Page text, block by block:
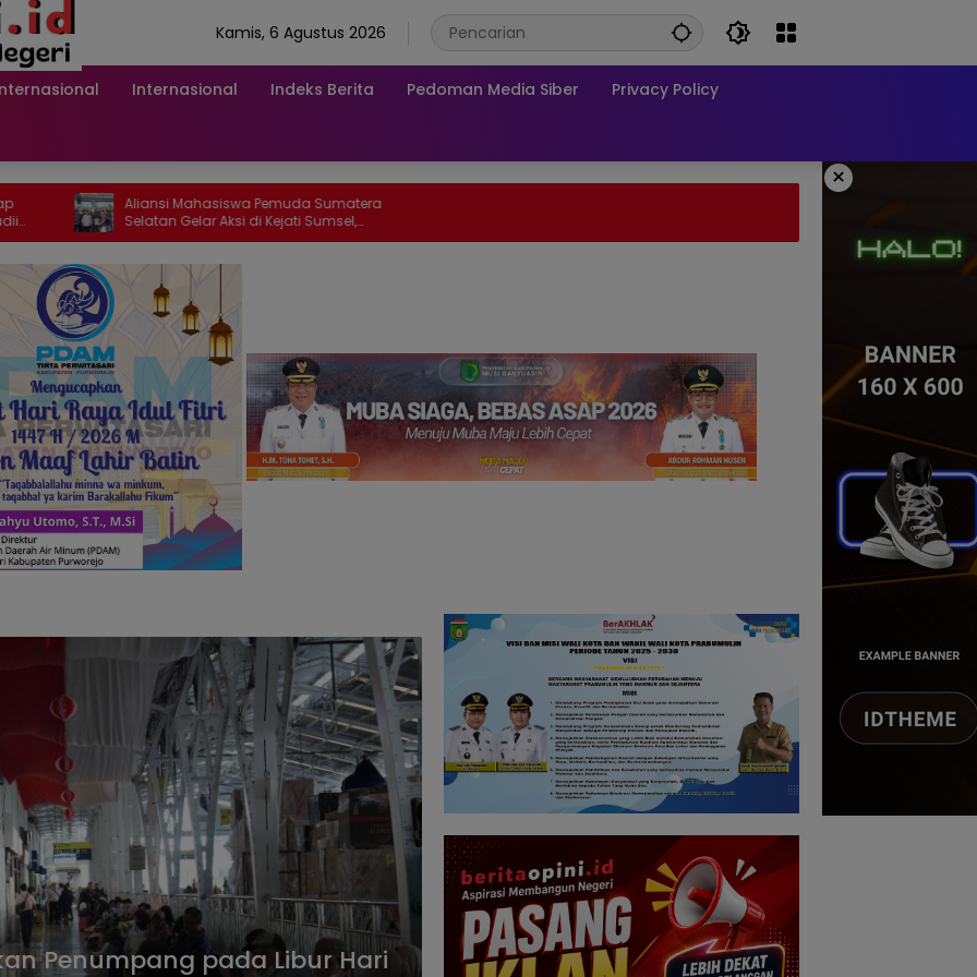
Kamis, 6 Agustus 2026
Internasional Indeks Berita Pedoman Media Siber Privacy Policy
×
Aliansi Mahasiswa Pemuda Sumatera
Selatan Gelar Aksi di Kejati Sumsel,
Serahkan Laporan Dugaan Pungutan
Penumpang pada Libur Hari